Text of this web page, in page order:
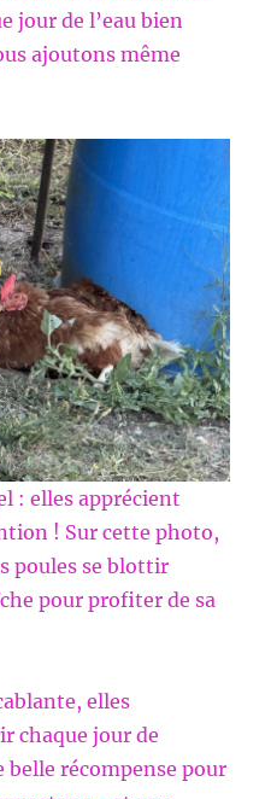
jour de l’eau bien
ajoutons même
: elles apprécient
! Sur cette photo,
poules se blottir
pour profiter de sa
elles
chaque jour de
récompense pour